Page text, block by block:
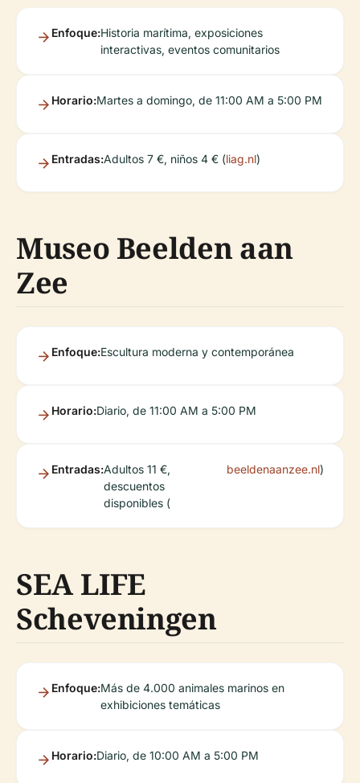
Enfoque:Historia marítima, exposiciones
interactivas, eventos comunitarios
Horario:Martes a domingo, de 11:00 AM a 5:00 PM
Entradas:Adultos 7 €, niños 4 € (liag.nl)
Museo Beelden aan
Zee
Enfoque:Escultura moderna y contemporánea
Horario:Diario, de 11:00 AM a 5:00 PM
Entradas:Adultos 11 €,
descuentos
disponibles (
beeldenaanzee.nl)
SEA LIFE
Scheveningen
Enfoque:Más de 4.000 animales marinos en
exhibiciones temáticas
Horario:Diario, de 10:00 AM a 5:00 PM